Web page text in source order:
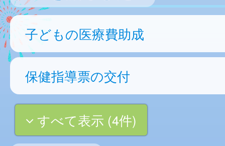
子どもの医療費助成
保健指導票の交付
すべて表示 (4件)